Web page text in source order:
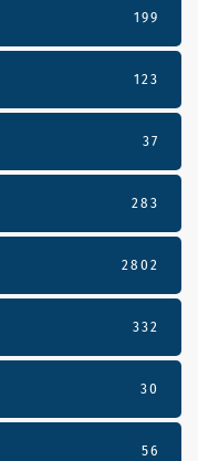
199
123
37
283
2802
332
30
56